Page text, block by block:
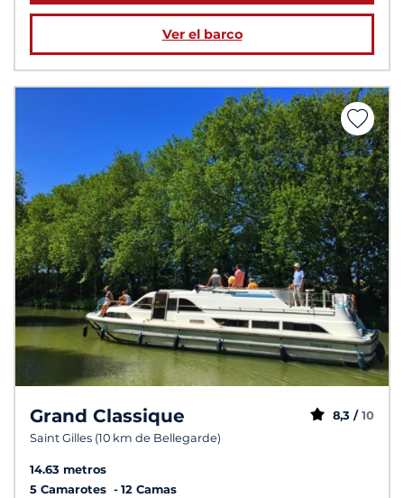
Ver el barco
Grand Classique
Saint Gilles (10 km de Bellegarde)
8,3 / 10
14.63 metros
5 Camarotes
12 Camas